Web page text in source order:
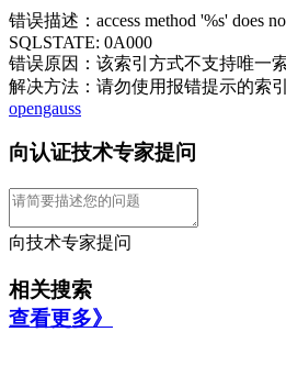
错误描述：access method '%s' does
SQLSTATE: 0A000
错误原因：该索引方式不支持唯一索
解决方法：请勿使用报错提示的索
opengauss
向认证技术专家提问
向技术专家提问
相关搜索
查看更多》